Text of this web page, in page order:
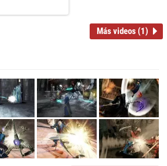
Más videos (1)